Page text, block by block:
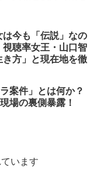
は今も「伝説」なの
聴率女王・山口智
方」と現在地を徹
案件」とは何か？
場の裏側暴露！
います